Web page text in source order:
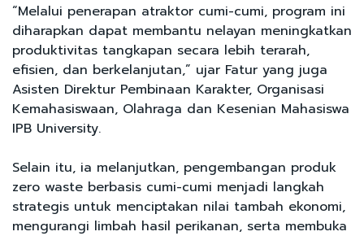
“Melalui penerapan atraktor cumi-cumi, program ini
diharapkan dapat membantu nelayan meningkatkan
produktivitas tangkapan secara lebih terarah,
efisien, dan berkelanjutan,” ujar Fatur yang juga
Asisten Direktur Pembinaan Karakter, Organisasi
Kemahasiswaan, Olahraga dan Kesenian Mahasiswa
IPB University.
Selain itu, ia melanjutkan, pengembangan produk
zero waste berbasis cumi-cumi menjadi langkah
strategis untuk menciptakan nilai tambah ekonomi,
mengurangi limbah hasil perikanan, serta membuka